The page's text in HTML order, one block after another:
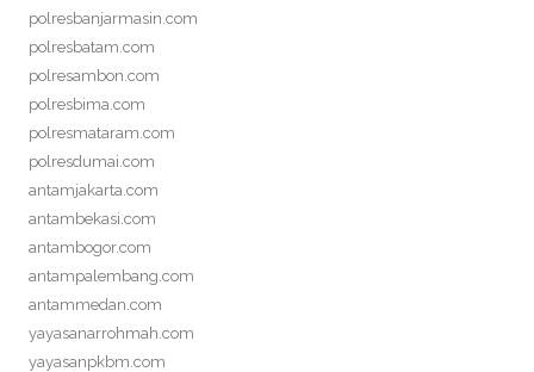
polresbanjarmasin.com
polresbatam.com
polresambon.com
polresbima.com
polresmataram.com
polresdumai.com
antamjakarta.com
antambekasi.com
antambogor.com
antampalembang.com
antammedan.com
yayasanarrohmah.com
yayasanpkbm.com